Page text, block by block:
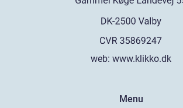
web: www.klikko.dk
Menu